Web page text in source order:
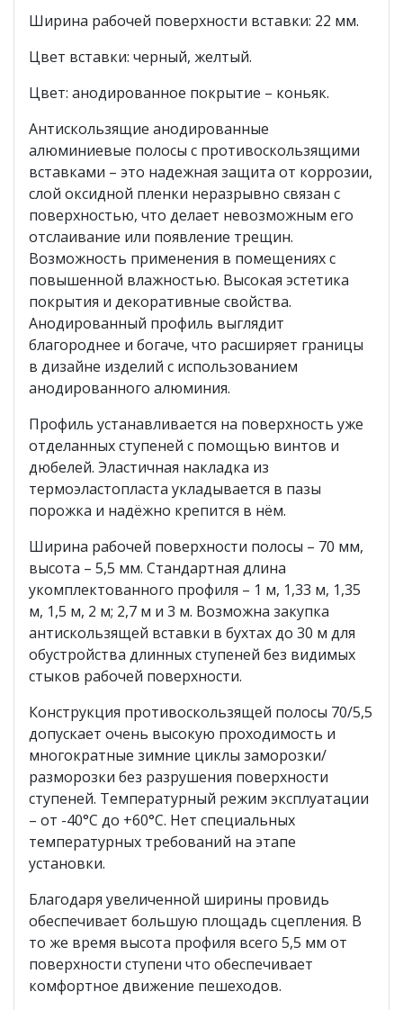
Ширина рабочей поверхности вставки: 22 мм.
Цвет вставки: черный, желтый.
Цвет: анодированное покрытие – коньяк.
Антискользящие анодированные
алюминиевые полосы с противоскользящими
вставками – это надежная защита от коррозии,
слой оксидной пленки неразрывно связан с
поверхностью, что делает невозможным его
отслаивание или появление трещин.
Возможность применения в помещениях с
повышенной влажностью. Высокая эстетика
покрытия и декоративные свойства.
Анодированный профиль выглядит
благороднее и богаче, что расширяет границы
в дизайне изделий с использованием
анодированного алюминия.
Профиль устанавливается на поверхность уже
отделанных ступеней с помощью винтов и
дюбелей. Эластичная накладка из
термоэластопласта укладывается в пазы
порожка и надёжно крепится в нём.
Ширина рабочей поверхности полосы – 70 мм,
высота – 5,5 мм. Стандартная длина
укомплектованного профиля – 1 м, 1,33 м, 1,35
м, 1,5 м, 2 м; 2,7 м и 3 м. Возможна закупка
антискользящей вставки в бухтах до 30 м для
обустройства длинных ступеней без видимых
стыков рабочей поверхности.
Конструкция противоскользящей полосы 70/5,5
допускает очень высокую проходимость и
многократные зимние циклы заморозки/
разморозки без разрушения поверхности
ступеней. Температурный режим эксплуатации
– от -40°С до +60°С. Нет специальных
температурных требований на этапе
установки.
Благодаря увеличенной ширины провидь
обеспечивает большую площадь сцепления. В
то же время высота профиля всего 5,5 мм от
поверхности ступени что обеспечивает
комфортное движение пешеходов.